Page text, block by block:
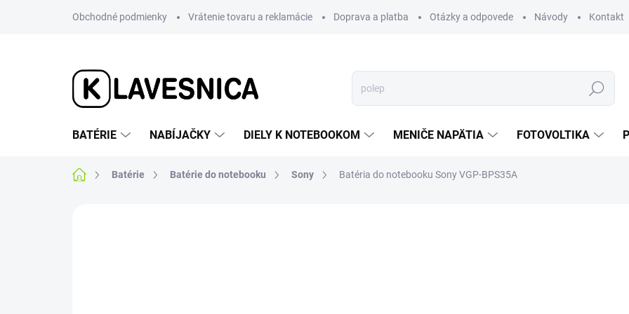
Obchodné podmienky Vrátenie tovaru a reklamácie Doprava a platba Otázky a odpovede Návody Kontakt
Hľadať
BATÉRIE NABÍJAČKY DIELY K NOTEBOOKOM MENIČE NAPÄTIA FOTOVOLTIKA
DomovBatérie Batérie do notebooku Sony Batéria do notebooku Sony VGP-BPS35A